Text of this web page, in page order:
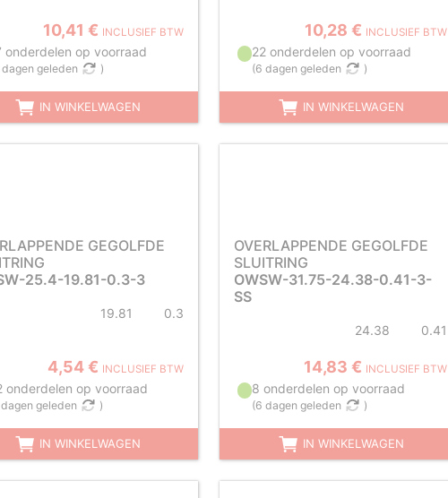
10,41 € INCLUSIEF BTW
onderdelen op voorraad
geleden )
IN WINKELWAGEN
10,28 € INCLUSIEF BTW
22 onderdelen op voorraad
(6 dagen geleden )
IN WINKELWAGEN
GEGOLFDE
25.4-19.81-0.3-3
19.81 0.3
4,54 € INCLUSIEF BTW
onderdelen op voorraad
geleden )
IN WINKELWAGEN
OVERLAPPENDE GEGOLFDE
SLUITRING
OWSW-31.75-24.38-0.41-3-
SS
24.38 0.41
14,83 € INCLUSIEF BTW
8 onderdelen op voorraad
(6 dagen geleden )
IN WINKELWAGEN